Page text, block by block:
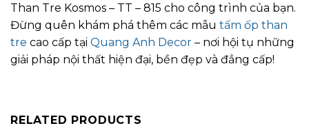
Than Tre Kosmos – TT – 815 cho công trình của bạn.
Đừng quên khám phá thêm các mẫu tấm ốp than
tre cao cấp tại Quang Anh Decor – nơi hội tụ những
giải pháp nội thất hiện đại, bền đẹp và đẳng cấp!
RELATED PRODUCTS